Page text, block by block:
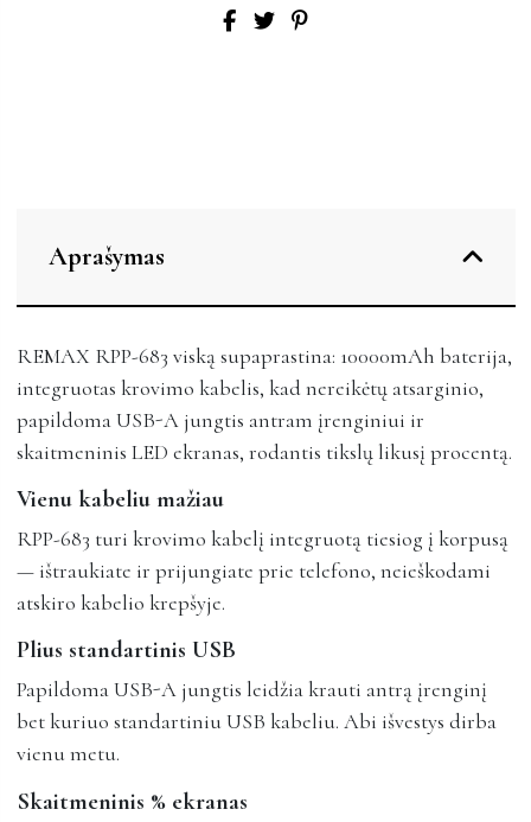
Aprašymas
REMAX RPP-683 viską supaprastina: 10000mAh baterija,
integruotas krovimo kabelis, kad nereikėtų atsarginio,
papildoma USB-A jungtis antram įrenginiui ir
skaitmeninis LED ekranas, rodantis tikslų likusį procentą.
Vienu kabeliu mažiau
RPP-683 turi krovimo kabelį integruotą tiesiog į korpusą
— ištraukiate ir prijungiate prie telefono, neieškodami
atskiro kabelio krepšyje.
Plius standartinis USB
Papildoma USB-A jungtis leidžia krauti antrą įrenginį
bet kuriuo standartiniu USB kabeliu. Abi išvestys dirba
vienu metu.
Skaitmeninis % ekranas